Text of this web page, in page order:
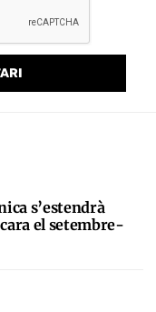
s’estendrà
el setembre-